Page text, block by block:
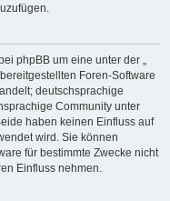
phpBB um eine unter der „
bereitgestellten Foren-Software
deutschsprachige
Community unter
haben keinen Einfluss auf
wird. Sie können
für bestimmte Zwecke nicht
Einfluss nehmen.